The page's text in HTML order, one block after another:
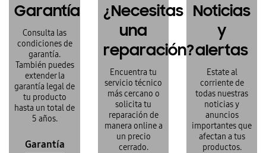
Garantía
Consulta las
condiciones de
garantía.
También puedes
extender la
garantía legal de
tu producto
hasta un total de
5 años.
Garantía
¿Necesitas
una
reparación?
Encuentra tu
servicio técnico
más cercano o
solicita tu
reparación de
manera online a
un precio
cerrado.
Noticias
y
alertas
Estate al
corriente de
todas nuestras
noticias y
anuncios
importantes que
afectan a tus
productos.